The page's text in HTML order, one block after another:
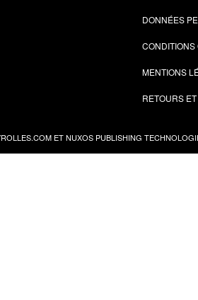
DONNÉES
MENTIONS
RETOURS
ET NUXOS PUBLISHING